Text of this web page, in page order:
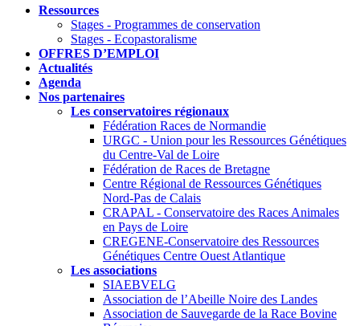
Ressources
Stages - Programmes de conservation
Stages - Ecopastoralisme
OFFRES D’EMPLOI
Actualités
Agenda
Nos partenaires
Les conservatoires régionaux
Fédération Races de Normandie
URGC - Union pour les Ressources Génétiques
du Centre-Val de Loire
Fédération de Races de Bretagne
Centre Régional de Ressources Génétiques
Nord-Pas de Calais
CRAPAL - Conservatoire des Races Animales
en Pays de Loire
CREGENE-Conservatoire des Ressources
Génétiques Centre Ouest Atlantique
Les associations
SIAEBVELG
Association de l’Abeille Noire des Landes
Association de Sauvegarde de la Race Bovine